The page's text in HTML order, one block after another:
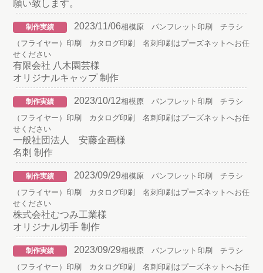
願い致します。
制作実績 2023/11/06相模原 パンフレット印刷 チラシ
（フライヤー）印刷 カタログ印刷 名刺印刷はプーズネットへお任
せください
有限会社 八木園芸様
オリジナルキャップ 制作
制作実績 2023/10/12相模原 パンフレット印刷 チラシ
（フライヤー）印刷 カタログ印刷 名刺印刷はプーズネットへお任
せください
一般社団法人 安藤企画様
名刺 制作
制作実績 2023/09/29相模原 パンフレット印刷 チラシ
（フライヤー）印刷 カタログ印刷 名刺印刷はプーズネットへお任
せください
株式会社むつみ工業様
オリジナル切手 制作
制作実績 2023/09/29相模原 パンフレット印刷 チラシ
（フライヤー）印刷 カタログ印刷 名刺印刷はプーズネットへお任